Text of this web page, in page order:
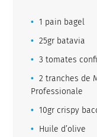
1 pain bagel
25gr batavia
3 tomates
2 tranches de
Professionale
10gr crispy
Huile d’olive